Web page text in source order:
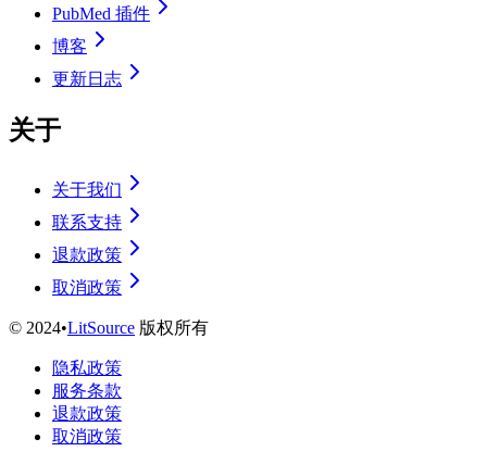
PubMed 插件
博客
更新日志
关于
关于我们
联系支持
退款政策
取消政策
© 2024•LitSource 版权所有
隐私政策
服务条款
退款政策
取消政策